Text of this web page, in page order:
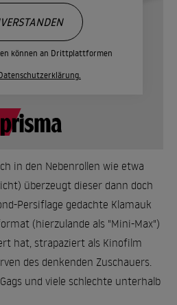
können an Drittplattformen
in den Nebenrollen wie etwa
überzeugt dieser dann doch
Persiflage gedachte Klamauk
(hierzulande als "Mini-Max")
hat, strapaziert als Kinofilm
des denkenden Zuschauers.
und viele schlechte unterhalb